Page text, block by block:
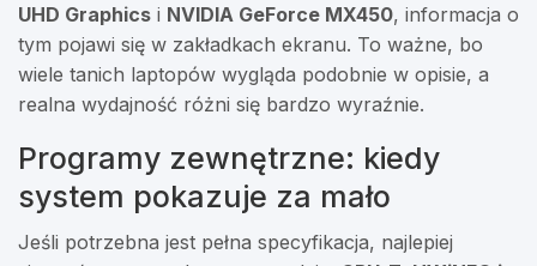
UHD Graphics i NVIDIA GeForce MX450, informacja o
tym pojawi się w zakładkach ekranu. To ważne, bo
wiele tanich laptopów wygląda podobnie w opisie, a
realna wydajność różni się bardzo wyraźnie.
Programy zewnętrzne: kiedy
system pokazuje za mało
Jeśli potrzebna jest pełna specyfikacja, najlepiej